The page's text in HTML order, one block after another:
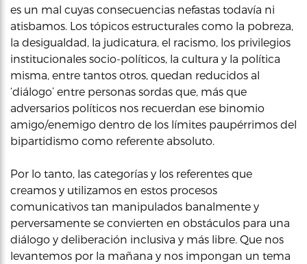
es un mal cuyas consecuencias nefastas todavía ni
atisbamos. Los tópicos estructurales como la pobreza,
la desigualdad, la judicatura, el racismo, los privilegios
institucionales socio-políticos, la cultura y la política
misma, entre tantos otros, quedan reducidos al
‘diálogo’ entre personas sordas que, más que
adversarios políticos nos recuerdan ese binomio
amigo/enemigo dentro de los límites paupérrimos del
bipartidismo como referente absoluto.
Por lo tanto, las categorías y los referentes que
creamos y utilizamos en estos procesos
comunicativos tan manipulados banalmente y
perversamente se convierten en obstáculos para una
diálogo y deliberación inclusiva y más libre. Que nos
levantemos por la mañana y nos impongan un tema